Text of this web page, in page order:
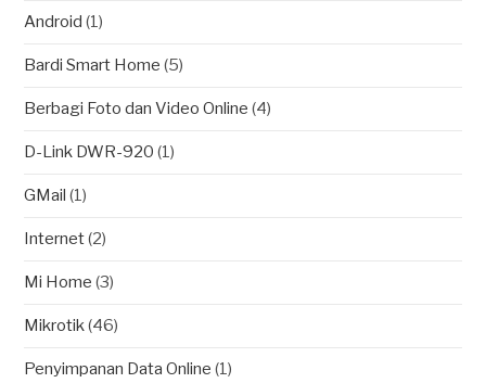
Android (1)
Bardi Smart Home (5)
Berbagi Foto dan Video Online (4)
D-Link DWR-920 (1)
GMail (1)
Internet(2)
Mi Home (3)
Mikrotik(46)
Penyimpanan Data Online (1)